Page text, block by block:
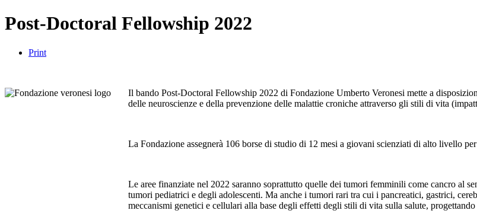
Post-Doctoral Fellowship 2022
Print
Il bando Post-Doctoral Fellowship 2022 di Fondazione Umberto Veronesi mette a
delle neuroscienze e della prevenzione delle malattie croniche attraverso gli stili di vita
La Fondazione assegnerà 106 borse di studio di 12 mesi a giovani scienziati di alto livello
Le aree finanziate nel 2022 saranno soprattutto quelle dei tumori femminili come cancro al
tumori pediatrici e degli adolescenti. Ma anche i tumori rari tra cui i pancreatici, gastrici,
meccanismi genetici e cellulari alla base degli effetti degli stili di vita sulla salute,